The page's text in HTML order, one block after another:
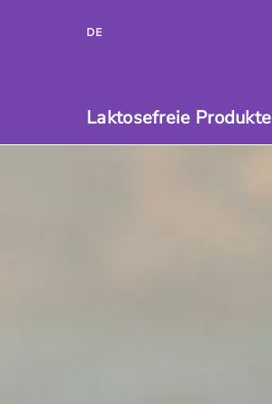
Laktosefreie Produkte
DE